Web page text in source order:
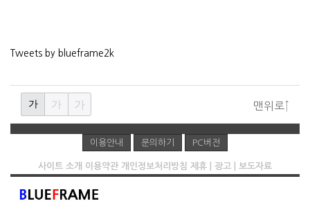
Tweets by blueframe2k
맨위로↑
가 가 가
이용안내 문의하기 PC버전
사이트 소개 이용약관 개인정보처리방침 제휴 | 광고 | 보도자료